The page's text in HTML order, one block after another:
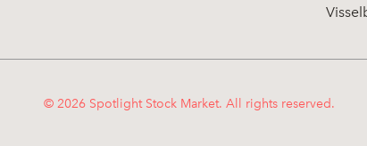
© 2026 Spotlight Stock Market. All rights reserved.